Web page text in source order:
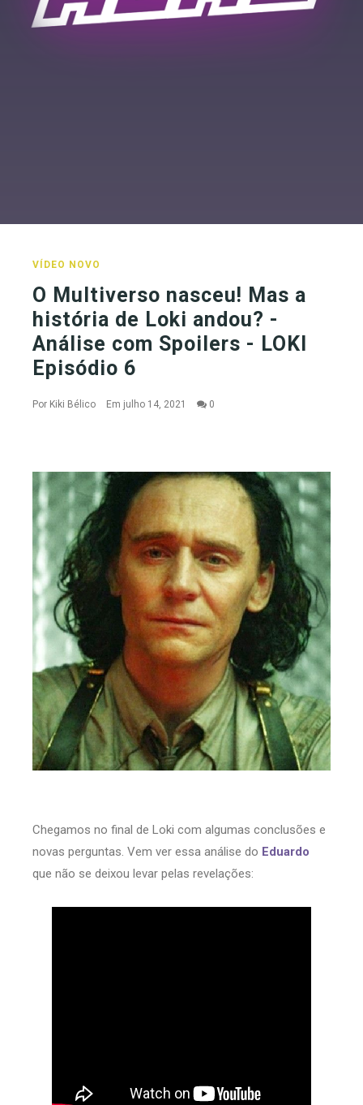
VÍDEO NOVO
O Multiverso nasceu! Mas a
história de Loki andou? -
Análise com Spoilers - LOKI
Episódio 6
Por Kiki Bélico Em julho 14, 2021 0
Chegamos no final de Loki com algumas conclusões e
novas perguntas. Vem ver essa análise do Eduardo
que não se deixou levar pelas revelações: